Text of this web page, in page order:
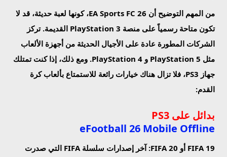
من المهم التوضيح أن EA Sports FC 26، كونها لعبة حديثة، قد لا
تكون متاحة رسمياً على منصة PlayStation 3 القديمة. تركز
الشركات المطورة عادة على الأجيال الحديثة من أجهزة الألعاب
مثل PlayStation 5 و PlayStation 4. ومع ذلك، إذا كنت تمتلك
جهاز PS3، فلا تزال هناك خيارات رائعة للاستمتاع بألعاب كرة
القدم:
بدائل على PS3
eFootball 26 Mobile Offline
FIFA 19 أو FIFA 20
: آخر إصدارات سلسلة FIFA التي صدرت